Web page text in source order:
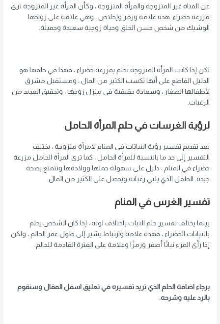
عن الفتاة غير المتزوجة والمرأة المتزوجة ، وكأن المرأة غير المتزوجة ترى
مزرعة خضراء. هذه علامة ورمز وإخلاص ، وهي علامة على زواجها
الوشيك من شخص حسن الخلق وحياة زوجية سعيدة وجميلة.
لكن إذا كانت المرأة المتزوجة تحلم بمزرعة خضراء ، فهذا في حلمها هو
الدليل القاطع على أنها تكسب الكثير من المال ، ومستقبل مشرق
لأطفالها الصغار ، وسعادة حقيقية في منزل زوجها ، وتحقيق العديد من
الرغبات.
لرؤية الغرسات في حلم المرأة الحامل
بعد تقديم تفسير رؤية النباتات في المنام لامرأة متزوجة ، يختلف
التفسير إلى حد ما بالنسبة للمرأة الحامل ، كما ترى المرأة الحامل مزرعة
خضراء في المنام ، دليل على سهولة حملها وولادةها وتتمتع بصحة
جيدة. الطفل الذي يلبي رغباته ويحصل على الكثير من المال.
تفسير الغرس في المنام
بينما يختلف تفسير حلم النبات باختلاف لونه ، إذا كان الشخص يحلم
بالنباتات الخضراء ، فهذه علامة وارتباط يشير إلى طول عمر الحالم ، ولكن
إذا رأى المرء نباتًا أصفر ورمزًا وعلامة على الفترة القادمة للحالم.
برجاء اضافة الحلم الذي تريد تفسيره في تعليق اسفل المقال وسنقوم
بالرد عليه وشرحه.